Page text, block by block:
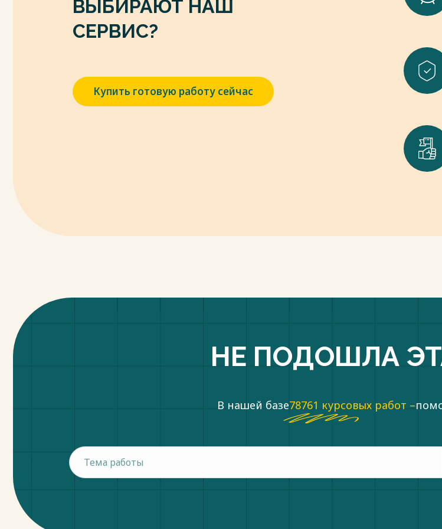
Е.П.Жарковская, Б.Е.Бродский - М.: Омега-Л, 2018. - 336 с.
9. Игнатьева, Е.В. Методика анализа финансового состояния предприятия
[Текст]: // Молодой ученый. - 2015. - №5. - С. 272-275. - URL
10. Качкова, О.Е. Экономический анализ хозяйственной деятельности: Учебник
[Текст]/ О.Е. Качкова, М.В. Косолапова, В.А. Свободин. - М.: КноРус, 2016. - 360 c.
Весь текст будет доступенпосле покупки
ВЫБИРАЮТ НАШ
СЕРВИС?
Купить готовую работу сейчас
НЕ ПОДОШЛА
В нашей базе78761 курсовых работ –